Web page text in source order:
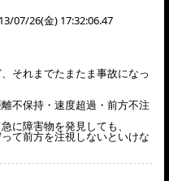
07/26(金) 17:32:06.47
それまでたまたま事故になっ
不保持・速度超過・前方不注
に障害物を発見しても、
て前方を注視しないといけな